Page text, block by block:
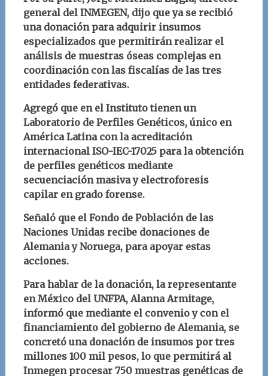
general del INMEGEN, dijo que ya se recibió
una donación para adquirir insumos
especializados que permitirán realizar el
análisis de muestras óseas complejas en
coordinación con las fiscalías de las tres
entidades federativas.
Agregó que en el Instituto tienenun
Laboratorio de Perfiles Genéticos, único en
América Latina con la acreditación
internacional ISO-IEC-17025 para la obtención
de perfiles genéticos mediante
secuenciación masiva y electroforesis
capilar en grado forense.
Señaló que el Fondo de Población de las
Naciones Unidas recibe donaciones de
Alemania y Noruega, para apoyar estas
acciones.
Para hablar de la donación, la representante
en México del UNFPA, Alanna Armitage,
informó que mediante el convenio y con el
financiamiento del gobierno de Alemania, se
concretó una donación de insumos por tres
millones 100 mil pesos, lo que permitirá al
Inmegen procesar 750 muestras genéticas de